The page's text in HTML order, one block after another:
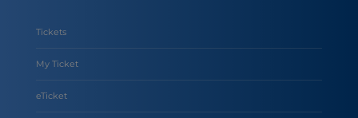
Tickets
My Ticket
eTicket